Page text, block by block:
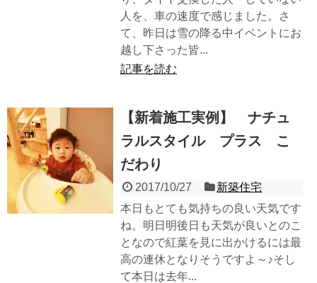
人を、車の速度で感じました。さ
て、昨日は雪の降る中イベントにお
越し下さった皆...
記事を読む
【新着施工実例】 ナチュ
ラルスタイル プラス こ
だわり
2017/10/27
新築住宅
本日もとても気持ちの良い天気です
ね。明日明後日も天気が良いとのこ
となので紅葉を見に出かけるには最
高の連休となりそうですよ～♪そし
て本日は去年...